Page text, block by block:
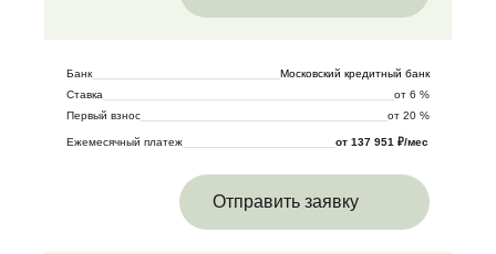
Банк
Московский кредитный банк
Ставка
от 6 %
Первый взнос
от 20 %
Ежемесячный платеж от 137 951 ₽/мес
Отправить заявку